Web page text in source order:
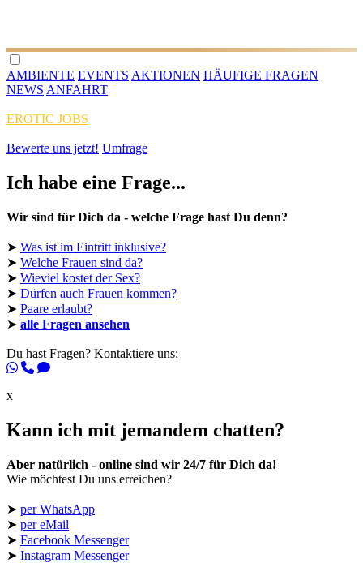
AMBIENTE EVENTS AKTIONEN HÄUFIGE FRAGEN
NEWS ANFAHRT
EROTIC JOBS
Bewerte uns jetzt! Umfrage
Ich habe eine Frage...
Wir sind für Dich da - welche Frage hast Du denn?
➤ Was ist im Eintritt inklusive?
➤ Welche Frauen sind da?
➤ Wieviel kostet der Sex?
➤ Dürfen auch Frauen kommen?
➤ Paare erlaubt?
➤ alle Fragen ansehen
Du hast Fragen? Kontaktiere uns:
x
Kann ich mit jemandem chatten?
Aber natürlich - online sind wir 24/7 für Dich da!
Wie möchtest Du uns erreichen?
➤ per WhatsApp
➤ per eMail
➤ Facebook Messenger
➤ Instagram Messenger